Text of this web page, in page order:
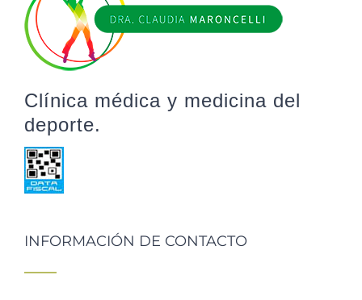
Clínica médica y medicina del
deporte.
INFORMACIÓN DE CONTACTO